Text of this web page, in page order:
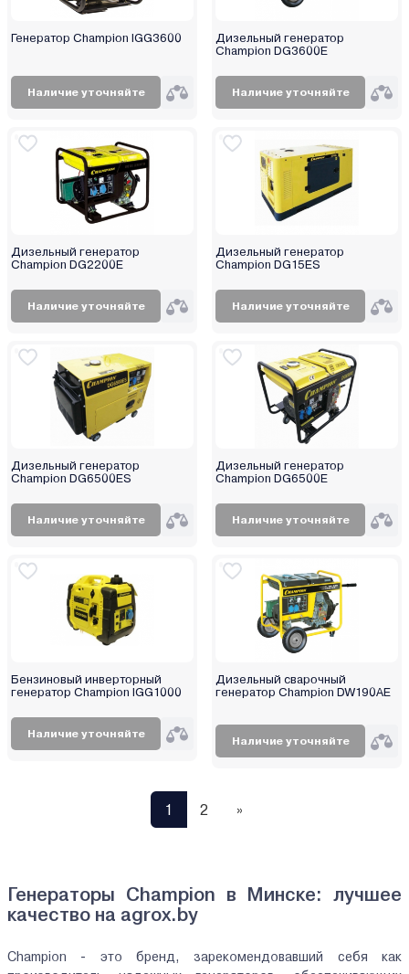
Генератор Champion IGG3600
Наличие уточняйте
Дизельный генератор
Champion DG3600E
Наличие уточняйте
Дизельный генератор
Champion DG2200E
Наличие уточняйте
Дизельный генератор
Champion DG15ES
Наличие уточняйте
Дизельный генератор
Champion DG6500ES
Наличие уточняйте
Дизельный генератор
Champion DG6500E
Наличие уточняйте
Бензиновый инверторный
генератор Champion IGG1000
Наличие уточняйте
Дизельный сварочный
генератор Champion DW190AE
Наличие уточняйте
1 2 »
Генераторы Champion в Минске: лучшее
качество на agrox.by
Champion - это бренд, зарекомендовавший себя как